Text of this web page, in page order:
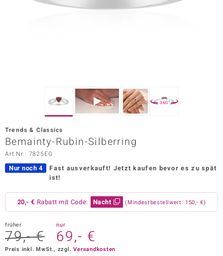
Vogue
Paraíso
360°
Trends & Classics
Bemainty-Rubin-Silberring
Art.Nr.: 7825EG
Nur noch 4 Fast ausverkauft! Jetzt kaufen bevor es zu spät
ist!
20,- € Rabatt mit Code: Nacht (Mindestbestellwert: 150,- €)
früher
79,- €
nur
69,- €
Preis inkl. MwSt., zzgl.Versandkosten